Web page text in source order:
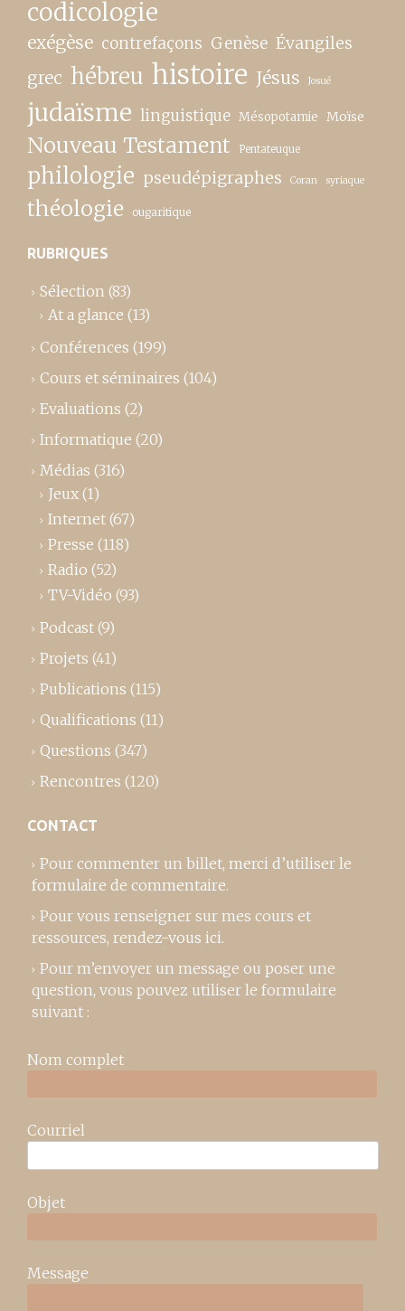
codicologie
exégèse contrefaçons Genèse Évangiles
grec hébreu histoire Jésus Josué
judaïsme linguistique Mésopotamie Moïse
Nouveau Testament Pentateuque
philologie pseudépigraphes Coran syriaque
théologie ougaritique
RUBRIQUES
Sélection (83)
At a glance (13)
Conférences (199)
Cours et séminaires (104)
Evaluations (2)
Informatique (20)
Médias (316)
Jeux (1)
Internet (67)
Presse (118)
Radio (52)
TV-Vidéo (93)
Podcast (9)
Projets (41)
Publications (115)
Qualifications (11)
Questions (347)
Rencontres (120)
CONTACT
Pour commenter un billet, merci d’utiliser le
formulaire de commentaire.
Pour vous renseigner sur mes cours et
ressources, rendez-vous ici.
Pour m’envoyer un message ou poser une
question, vous pouvez utiliser le formulaire
suivant :
Nom complet
Courriel
Objet
Message